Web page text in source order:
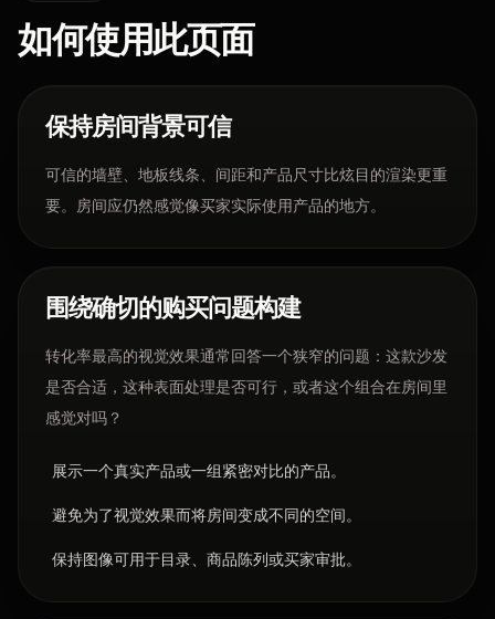
如何使用此页面
保持房间背景可信
可信的墙壁、地板线条、间距和产品尺寸比炫目的渲染更重
要。房间应仍然感觉像买家实际使用产品的地方。
围绕确切的购买问题构建
转化率最高的视觉效果通常回答一个狭窄的问题：这款沙发
是否合适，这种表面处理是否可行，或者这个组合在房间里
感觉对吗？
展示一个真实产品或一组紧密对比的产品。
避免为了视觉效果而将房间变成不同的空间。
保持图像可用于目录、商品陈列或买家审批。